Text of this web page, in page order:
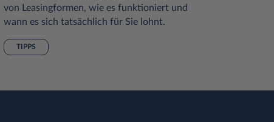
von Leasingformen, wie es funktioniert und
wann es sich tatsächlich für Sie lohnt.
TIPPS